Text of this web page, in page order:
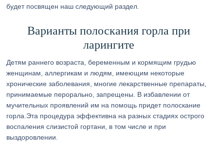
будет посвящен наш следующий раздел.
Варианты полоскания горла при
ларингите
Детям раннего возраста, беременным и кормящим грудью
женщинам, аллергикам и людям, имеющим некоторые
хронические заболевания, многие лекарственные препараты,
принимаемые перорально, запрещены. В избавлении от
мучительных проявлений им на помощь придет полоскание
горла. Эта процедура эффективна на разных стадиях острого
воспаления слизистой гортани, в том числе и при
выздоровлении.